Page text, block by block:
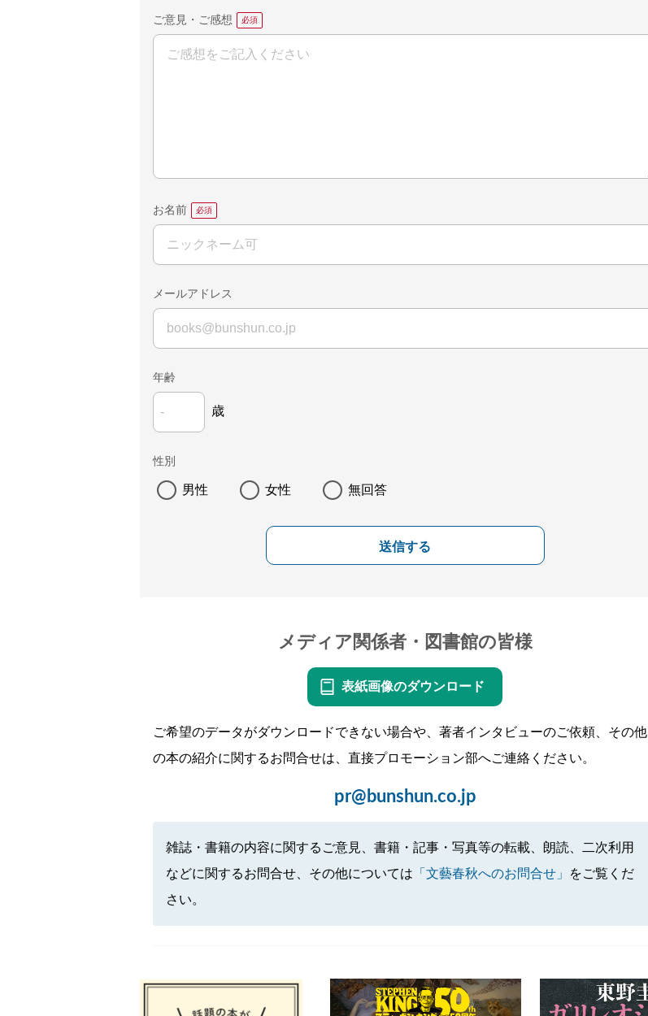
ご意見・ご感想
お名前
メールアドレス
年齢
歳
性別
男性 女性 無回答
送信する
メディア関係者・図書館の皆様
表紙画像のダウンロード
ご希望のデータがダウンロードできない場合や、著者インタビューのご依頼、その他
の本の紹介に関するお問合せは、直接プロモーション部へご連絡ください。
pr@bunshun.co.jp
雑誌・書籍の内容に関するご意見、書籍・記事・写真等の転載、朗読、二次利用
などに関するお問合せ、その他については 「文藝春秋へのお問合せ」
をご覧くだ
さい。